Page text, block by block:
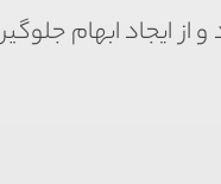
ابهام